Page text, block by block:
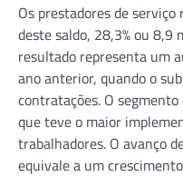
Os prestadores de
deste saldo, 28,3% ou 8,9
resultado representa um
ano anterior, quando o
contratações. O
que teve o maior
trabalhadores. O avanço
equivale a um